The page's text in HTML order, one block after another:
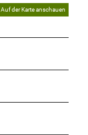
Auf der Karte anschauen